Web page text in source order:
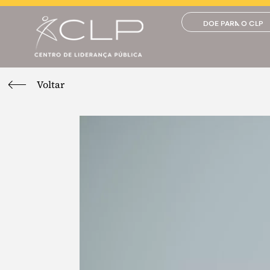
DOE PARA O CLP
Voltar